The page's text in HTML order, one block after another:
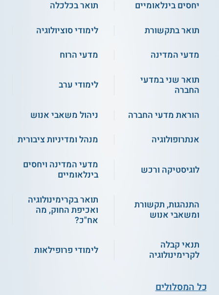
לפחות 65 בכל רכיב לימודים ובכל אחת מן החטיבות הנלמדות.
** לתשומת לבך נכונות המידע עלולה להשתנות
צוות האתר. למען הסר ספק בין האתר למוסד
בן-גוריון בנגב
יחסים בינלאומיים
תואר בכלכלה
תואר בתקשורת
לימודי סוציולוגיה
מדעי המדינה
מדעי הרוח
תואר שני במדעי
החברה
לימודי ערב
הוראת מדעי החברה
ניהול משאבי אנוש
אנתרופולוגיה
מנהל ומדיניות ציבורית
לוגיסטיקה ורכש
מדעי המדינה ויחסים
בינלאומיים
התנהגות, תקשורת
ומשאבי אנוש
תואר בקרימינולוגיה
ואכיפת החוק, מה
אח"כ?
תנאי קבלה
לקרימינולוגיה
לימודי פרופילאות
כל המסלולים